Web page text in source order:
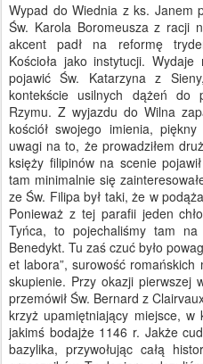
Wypad do Wiednia z ks. Janem
Św. Karola Boromeusza z racji
akcent padł na reformę
Kościoła jako instytucji.
pojawić Św. Katarzyna z
kontekście usilnych dążeń do
Rzymu. Z wyjazdu do Wilna
kościół swojego imienia,
uwagi na to, że prowadziłem
księży filipinów na scenie
tam minimalnie się
ze Św. Filipa był taki, że w
Ponieważ z tej parafii jeden
Tyńca, to pojechaliśmy tam
Benedykt. Tu zaś czuć było
et labora”, surowość
skupienie. Przy okazji pierwszej
przemówił Św. Bernard z
krzyż upamiętniający miejsce, w
jakimś bodajże 1146 r. Jakże
bazylika, przywołując całą